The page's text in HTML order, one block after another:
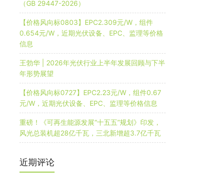
（GB 29447-2026）
【价格风向标0803】EPC2.309元/W，组件
0.654元/W，近期光伏设备、EPC、监理等价格
信息
王勃华 | 2026年光伏行业上半年发展回顾与下半
年形势展望
【价格风向标0727】EPC2.23元/W，组件0.67
元/W，近期光伏设备、EPC、监理等价格信息
重磅！《可再生能源发展“十五五”规划》印发，
风光总装机超28亿千瓦，三北新增超3.7亿千瓦
近期评论